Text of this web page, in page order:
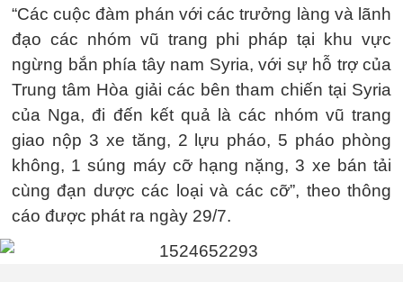
“Các cuộc đàm phán với các trưởng làng và lãnh
đạo các nhóm vũ trang phi pháp tại khu vực
ngừng bắn phía tây nam Syria, với sự hỗ trợ của
Trung tâm Hòa giải các bên tham chiến tại Syria
của Nga, đi đến kết quả là các nhóm vũ trang
giao nộp 3 xe tăng, 2 lựu pháo, 5 pháo phòng
không, 1 súng máy cỡ hạng nặng, 3 xe bán tải
cùng đạn dược các loại và các cỡ”, theo thông
cáo được phát ra ngày 29/7.